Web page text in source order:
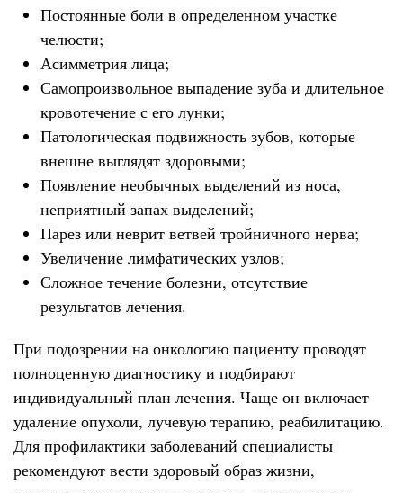
Постоянные боли в определенном участке
челюсти;
Асимметрия лица;
Самопроизвольное выпадение зуба и длительное
кровотечение с его лунки;
Патологическая подвижность зубов, которые
внешне выглядят здоровыми;
Появление необычных выделений из носа,
неприятный запах выделений;
Парез или неврит ветвей тройничного нерва;
Увеличение лимфатических узлов;
Сложное течение болезни, отсутствие
результатов лечения.
При подозрении на онкологию пациенту проводят
полноценную диагностику и подбирают
индивидуальный план лечения. Чаще он включает
удаление опухоли, лучевую терапию, реабилитацию.
Для профилактики заболеваний специалисты
рекомендуют вести здоровый образ жизни,